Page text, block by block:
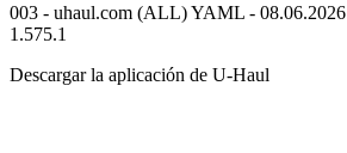
003 - uhaul.com (ALL) YAML - 08.06.2026
1.575.1
Descargar la aplicación de U-Haul